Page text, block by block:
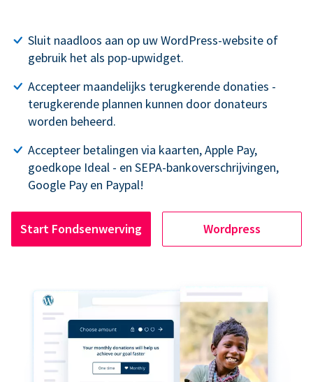
Sluit naadloos aan op uw WordPress-website of
gebruik het als pop-upwidget.
Accepteer maandelijks terugkerende donaties -
terugkerende plannen kunnen door donateurs
worden beheerd.
Accepteer betalingen via kaarten, Apple Pay,
goedkope Ideal - en SEPA-bankoverschrijvingen,
Google Pay en Paypal!
Start Fondsenwerving Wordpress